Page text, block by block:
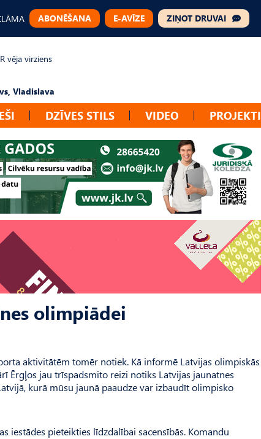
ABONĒŠANA E-AVĪZE ZIŅOT DRUVAI
vēja virziens
Vladislava
DZĪVES STILS VIDEO PROJEKTI
olimpiādei
aktivitātēm tomēr notiek. Kā informē Latvijas olimpiskās
Ērgļos jau trīspadsmito reizi notiks Latvijas jaunatnes
kurā mūsu jaunā paaudze var izbaudīt olimpisko
iestādes pieteikties līdzdalībai sacensībās. Komandu